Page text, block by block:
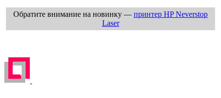
Обратите внимание на новинку — принтер HP Neverstop
Laser